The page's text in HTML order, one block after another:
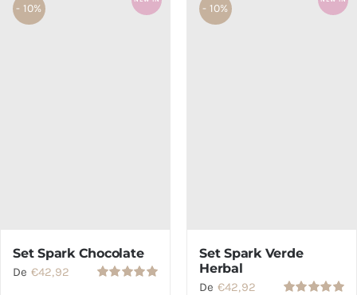
SETS
- 10%
Set Spark Chocolate
De €42,92
- 10%
Set Spark Verde
Herbal
De €42,92